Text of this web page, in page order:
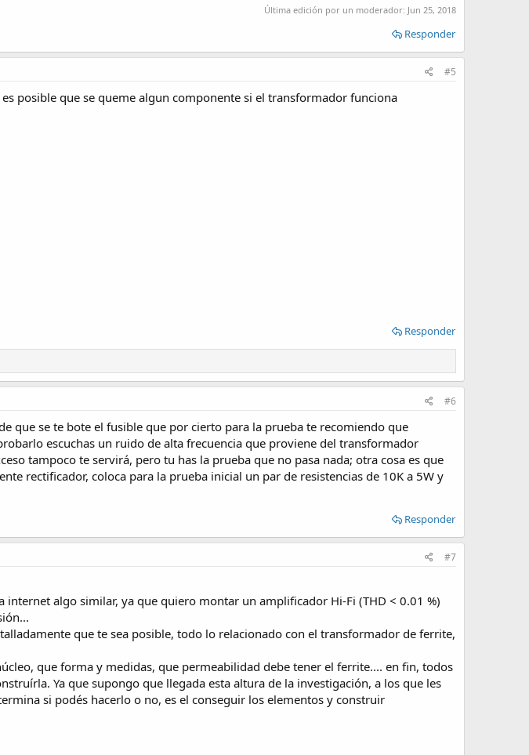
Última edición por un moderador: Jun 25, 2018
Responder
#5
posible que se queme algun componente si el transformador funciona
Responder
#6
que se te bote el fusible que por cierto para la prueba te recomiendo que
escuchas un ruido de alta frecuencia que proviene del transformador
tampoco te servirá, pero tu has la prueba que no pasa nada; otra cosa es que
rectificador, coloca para la prueba inicial un par de resistencias de 10K a 5W y
Responder
#7
algo similar, ya que quiero montar un amplificador Hi-Fi (THD < 0.01 %)
que te sea posible, todo lo relacionado con el transformador de ferrite,
que forma y medidas, que permeabilidad debe tener el ferrite.... en fin, todos
Ya que supongo que llegada esta altura de la investigación, a los que les
si podés hacerlo o no, es el conseguir los elementos y construir